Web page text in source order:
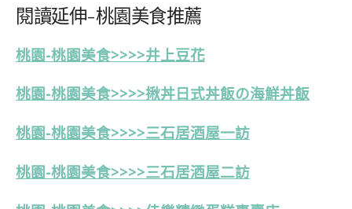
閱讀延伸-桃園美食推薦
桃園-桃園美食>>>>井上豆花
桃園-桃園美食>>>>揪丼日式丼飯の海鮮丼飯
桃園-桃園美食>>>>三石居酒屋一訪
桃園-桃園美食>>>>三石居酒屋二訪